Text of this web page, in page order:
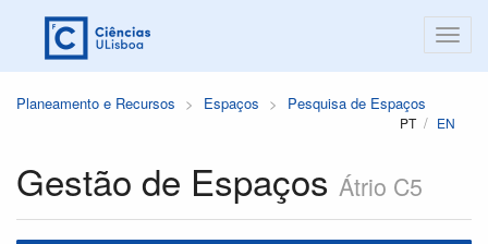
Planeamento e Recursos Espaços Pesquisa de Espaços
PT EN
Gestão de Espaços Átrio C5